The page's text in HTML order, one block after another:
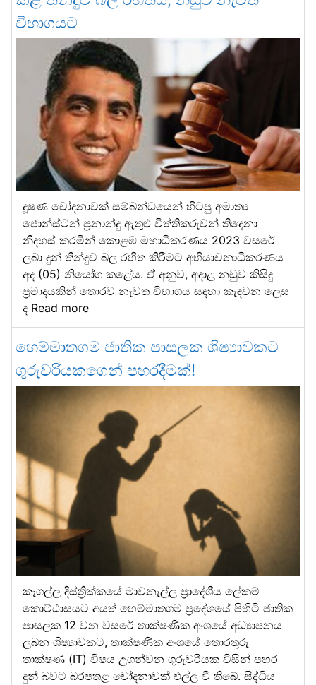
විභාගයට
දූෂණ චෝදනාවක් සම්බන්ධයෙන් හිටපු අමාත්‍ය
ජොන්ස්ටන් ප්‍රනාන්දු ඇතුළු විත්තිකරුවන් තිදෙනා
නිදහස් කරමින් කොළඹ මහාධිකරණය 2023 වසරේ
ලබා දුන් තීන්දුව බල රහිත කිරීමට අභියාචනාධිකරණය
අද (05) නියෝග කළේය. ඒ අනුව, අදාළ නඩුව කිසිදු
ප්‍රමාදයකින් තොරව නැවත විභාගය සඳහා කැඳවන ලෙස
ද Read more
හෙම්මාතගම ජාතික පාසලක ශිෂ්‍යාවකට
ගුරුවරියකගෙන් පහරදීමක්!
කෑගල්ල දිස්ත්‍රික්කයේ මාවනැල්ල ප්‍රාදේශීය ලේකම්
කොට්ඨාසයට අයත් හෙම්මාතගම ප්‍රදේශයේ පිහිටි ජාතික
පාසලක 12 වන වසරේ තාක්ෂණික අංශයේ අධ්‍යාපනය
ලබන ශිෂ්‍යාවකට, තාක්ෂණික අංශයේ තොරතුරු
තාක්ෂණ (IT) විෂය උගන්වන ගුරුවරියක විසින් පහර
දුන් බවට බරපතළ චෝදනාවක් එල්ල වී තිබේ. සිද්ධිය